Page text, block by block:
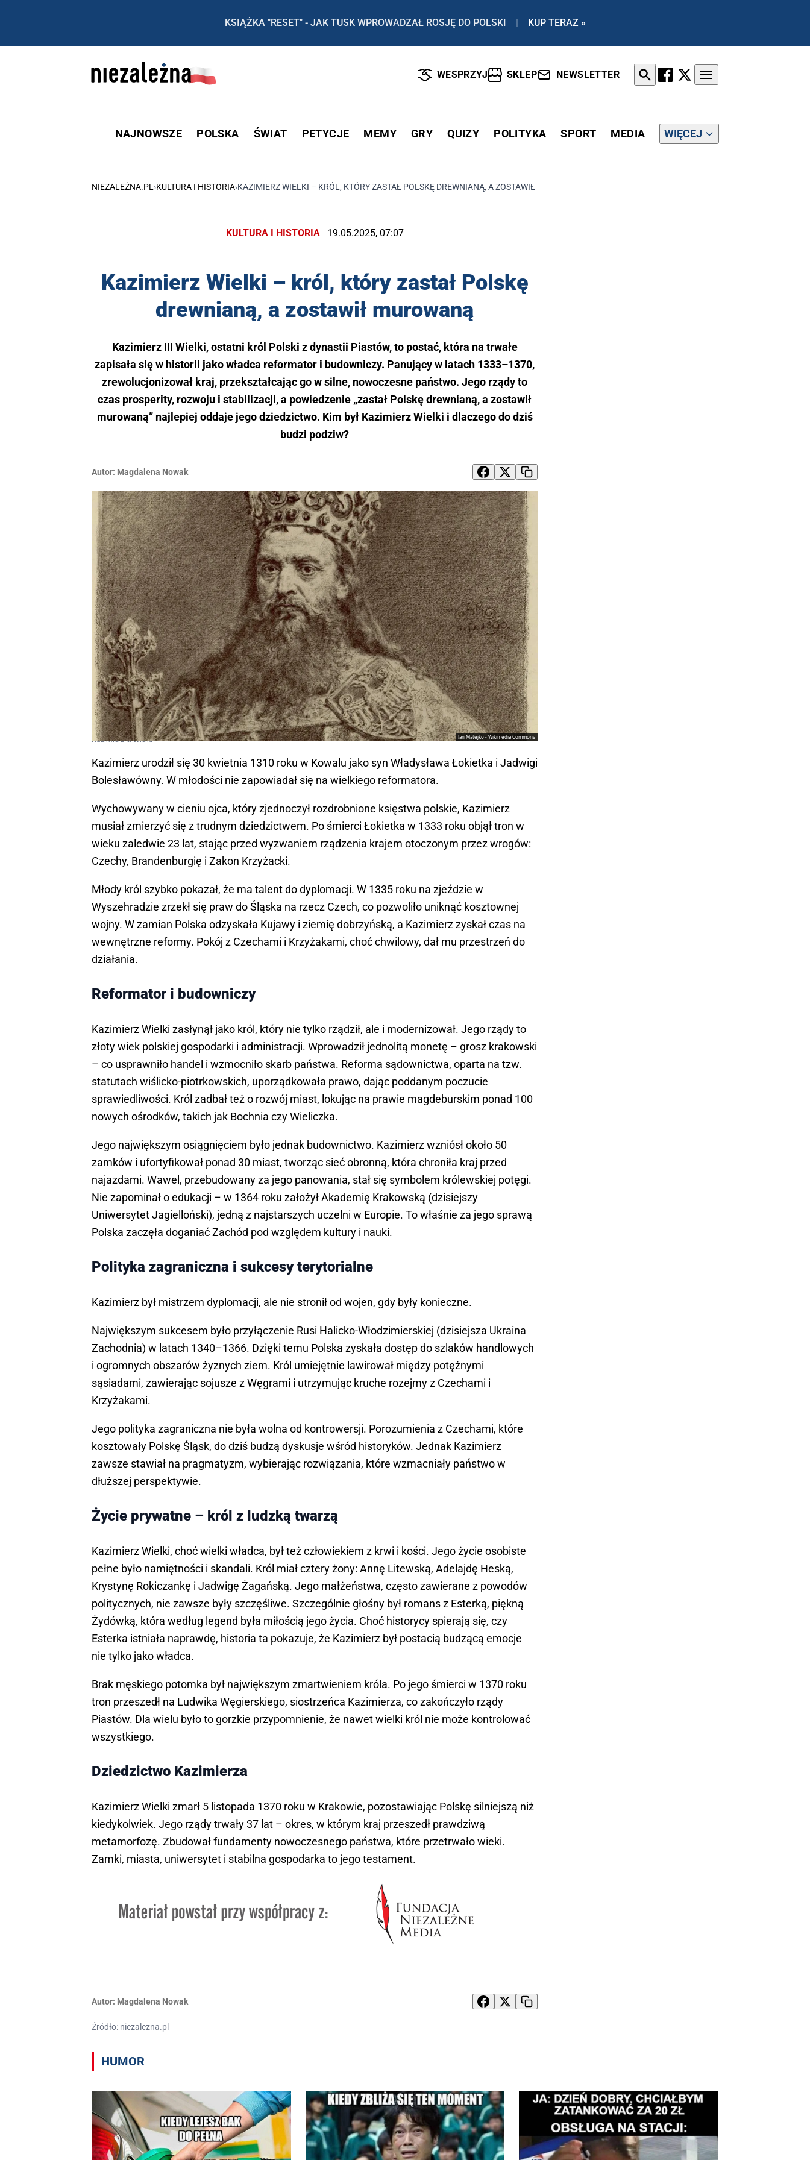
KSIĄŻKA "RESET" - JAK TUSK WPROWADZAŁ ROSJĘ DO POLSKI | KUP TERAZ »
WESPRZYJ SKLEP NEWSLETTER
NAJNOWSZE POLSKA ŚWIAT PETYCJE MEMY GRY QUIZY POLITYKA SPORT MEDIA WIĘCEJ
NIEZALEŻNA.PL ›KULTURA I HISTORIA›KAZIMIERZ WIELKI – KRÓL, KTÓRY ZASTAŁ POLSKĘ DREWNIANĄ, A ZOSTAWIŁ MUROWANĄ
KULTURA I HISTORIA 19.05.2025, 07:07
Kazimierz Wielki – król, który zastał Polskę
drewnianą, a zostawił murowaną
Kazimierz III Wielki, ostatni król Polski z dynastii Piastów, to postać, która na trwałe
zapisała się w historii jako władca reformator i budowniczy. Panujący w latach 1333–1370,
zrewolucjonizował kraj, przekształcając go w silne, nowoczesne państwo. Jego rządy to
czas prosperity, rozwoju i stabilizacji, a powiedzenie „zastał Polskę drewnianą, a zostawił
murowaną” najlepiej oddaje jego dziedzictwo. Kim był Kazimierz Wielki i dlaczego do dziś
budzi podziw?
Autor: Magdalena Nowak
Jan Matejko - Wikimedia Commons
Kazimierz III Wielki
Kazimierz urodził się 30 kwietnia 1310 roku w Kowalu jako syn Władysława Łokietka i Jadwigi
Bolesławówny. W młodości nie zapowiadał się na wielkiego reformatora.
Wychowywany w cieniu ojca, który zjednoczył rozdrobnione księstwa polskie, Kazimierz
musiał zmierzyć się z trudnym dziedzictwem. Po śmierci Łokietka w 1333 roku objął tron w
wieku zaledwie 23 lat, stając przed wyzwaniem rządzenia krajem otoczonym przez wrogów:
Czechy, Brandenburgię i Zakon Krzyżacki.
Młody król szybko pokazał, że ma talent do dyplomacji. W 1335 roku na zjeździe w
Wyszehradzie zrzekł się praw do Śląska na rzecz Czech, co pozwoliło uniknąć kosztownej
wojny. W zamian Polska odzyskała Kujawy i ziemię dobrzyńską, a Kazimierz zyskał czas na
wewnętrzne reformy. Pokój z Czechami i Krzyżakami, choć chwilowy, dał mu przestrzeń do
działania.
Reformator i budowniczy
Kazimierz Wielki zasłynął jako król, który nie tylko rządził, ale i modernizował. Jego rządy to
złoty wiek polskiej gospodarki i administracji. Wprowadził jednolitą monetę – grosz krakowski
– co usprawniło handel i wzmocniło skarb państwa. Reforma sądownictwa, oparta na tzw.
statutach wiślicko-piotrkowskich, uporządkowała prawo, dając poddanym poczucie
sprawiedliwości. Król zadbał też o rozwój miast, lokując na prawie magdeburskim ponad 100
nowych ośrodków, takich jak Bochnia czy Wieliczka.
Jego największym osiągnięciem było jednak budownictwo. Kazimierz wzniósł około 50
zamków i ufortyfikował ponad 30 miast, tworząc sieć obronną, która chroniła kraj przed
najazdami. Wawel, przebudowany za jego panowania, stał się symbolem królewskiej potęgi.
Nie zapominał o edukacji – w 1364 roku założył Akademię Krakowską (dzisiejszy
Uniwersytet Jagielloński), jedną z najstarszych uczelni w Europie. To właśnie za jego sprawą
Polska zaczęła doganiać Zachód pod względem kultury i nauki.
Polityka zagraniczna i sukcesy terytorialne
Kazimierz był mistrzem dyplomacji, ale nie stronił od wojen, gdy były konieczne.
Największym sukcesem było przyłączenie Rusi Halicko-Włodzimierskiej (dzisiejsza Ukraina
Zachodnia) w latach 1340–1366. Dzięki temu Polska zyskała dostęp do szlaków handlowych
i ogromnych obszarów żyznych ziem. Król umiejętnie lawirował między potężnymi
sąsiadami, zawierając sojusze z Węgrami i utrzymując kruche rozejmy z Czechami i
Krzyżakami.
Jego polityka zagraniczna nie była wolna od kontrowersji. Porozumienia z Czechami, które
kosztowały Polskę Śląsk, do dziś budzą dyskusje wśród historyków. Jednak Kazimierz
zawsze stawiał na pragmatyzm, wybierając rozwiązania, które wzmacniały państwo w
dłuższej perspektywie.
Życie prywatne – król z ludzką twarzą
Kazimierz Wielki, choć wielki władca, był też człowiekiem z krwi i kości. Jego życie osobiste
pełne było namiętności i skandali. Król miał cztery żony: Annę Litewską, Adelajdę Heską,
Krystynę Rokiczankę i Jadwigę Żagańską. Jego małżeństwa, często zawierane z powodów
politycznych, nie zawsze były szczęśliwe. Szczególnie głośny był romans z Esterką, piękną
Żydówką, która według legend była miłością jego życia. Choć historycy spierają się, czy
Esterka istniała naprawdę, historia ta pokazuje, że Kazimierz był postacią budzącą emocje
nie tylko jako władca.
Brak męskiego potomka był największym zmartwieniem króla. Po jego śmierci w 1370 roku
tron przeszedł na Ludwika Węgierskiego, siostrzeńca Kazimierza, co zakończyło rządy
Piastów. Dla wielu było to gorzkie przypomnienie, że nawet wielki król nie może kontrolować
wszystkiego.
Dziedzictwo Kazimierza
Kazimierz Wielki zmarł 5 listopada 1370 roku w Krakowie, pozostawiając Polskę silniejszą niż
kiedykolwiek. Jego rządy trwały 37 lat – okres, w którym kraj przeszedł prawdziwą
metamorfozę. Zbudował fundamenty nowoczesnego państwa, które przetrwało wieki.
Zamki, miasta, uniwersytet i stabilna gospodarka to jego testament.
Autor: Magdalena Nowak
Źródło: niezalezna.pl
HUMOR